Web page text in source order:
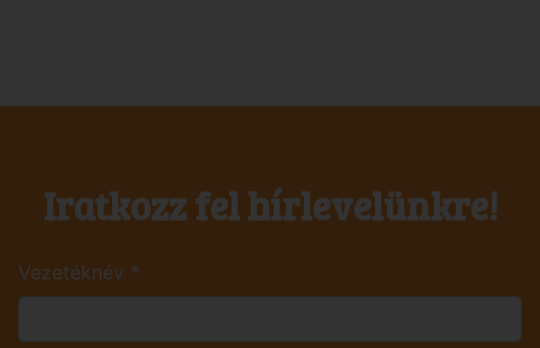
Iratkozz fel hírlevelünkre!
Vezetéknév *